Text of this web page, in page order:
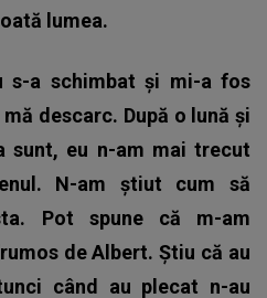
lumea.
s-a schimbat și mi-a fos
descarc. După o lună și
sunt, eu n-am mai trecut
N-am știut cum să
Pot spune că m-am
de Albert. Știu că au
când au plecat n-au